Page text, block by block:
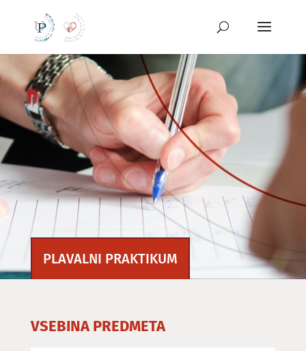
vsebino
PLAVALNI PRAKTIKUM
VSEBINA PREDMETA